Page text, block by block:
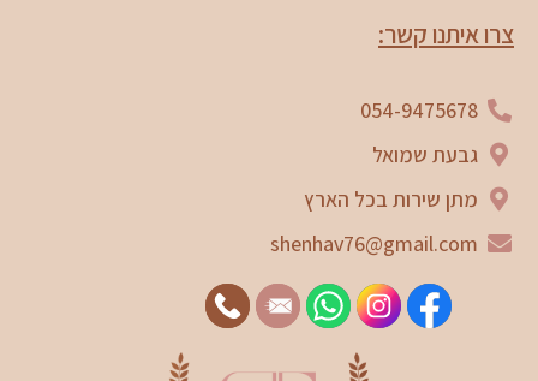
צרו איתנו קשר:
054-9475678
גבעת שמואל
מתן שירות בכל הארץ
shenhav76@gmail.com